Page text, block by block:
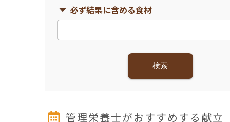
必ず結果に含める食材
検索
管理栄養士がおすすめする献立